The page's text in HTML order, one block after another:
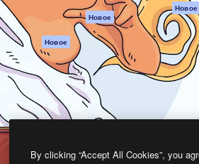
MCP для
Claude/ChatGPT
Новое
Агенты Новое
API
Мобильное
приложение
Все инструменты
Magnific
Оригиналы Новое
Политика
cookie
Центр доверия
Партнеры
Предприятие
By clicking “Accept All Cookies”, you